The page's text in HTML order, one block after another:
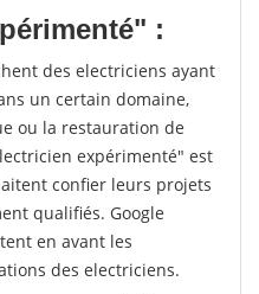
:
des electriciens ayant
un certain domaine,
ou la restauration de
expérimenté" est
confier leurs projets
qualifiés. Google
en avant les
des electriciens.